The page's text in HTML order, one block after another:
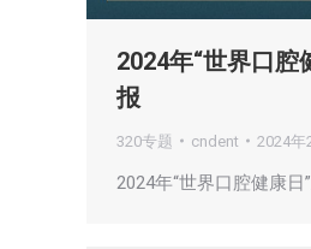
2024年“世界口腔
报
320专题 cndent 2024年
2024年“世界口腔健康日